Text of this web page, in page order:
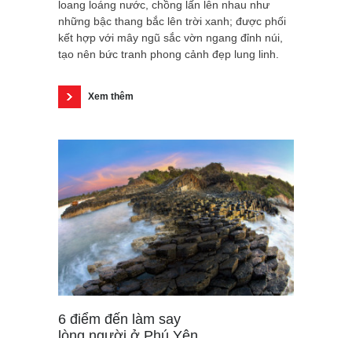
loang loáng nước, chồng lấn lên nhau như
những bậc thang bắc lên trời xanh; được phối
kết hợp với mây ngũ sắc vờn ngang đỉnh núi,
tạo nên bức tranh phong cảnh đẹp lung linh.
Xem thêm
6 điểm đến làm say